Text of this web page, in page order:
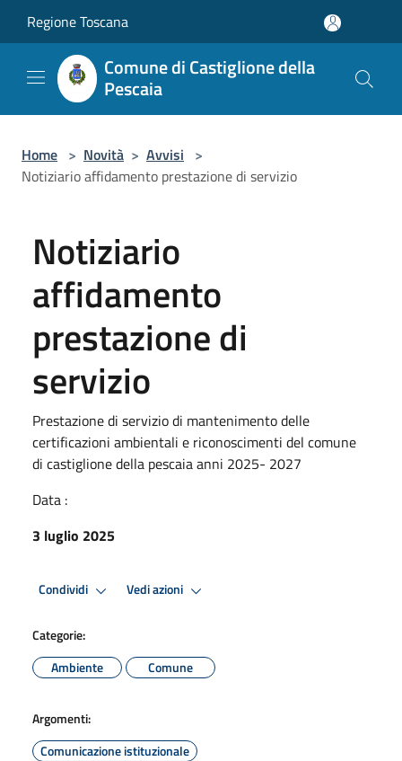
Regione Toscana
Comune di Castiglione della
Pescaia
Home > Novità > Avvisi >
Notiziario affidamento prestazione di servizio
Notiziario
affidamento
prestazione di
servizio
Prestazione di servizio di mantenimento delle
certificazioni ambientali e riconoscimenti del comune
di castiglione della pescaia anni 2025- 2027
Data :
3 luglio 2025
Condividi Vedi azioni
Categorie:
Ambiente
Comune
Argomenti:
Comunicazione istituzionale